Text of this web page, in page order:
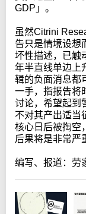
GDP」。
虽然Citrini
告只是情境设想
坏性描述，已触
年半直线单边上
辑的负面消息都
一手，指报告将
讨论，希望起到
不对其产出适当
核心日后被掏空
后果将是非常严
编写、报道：劳